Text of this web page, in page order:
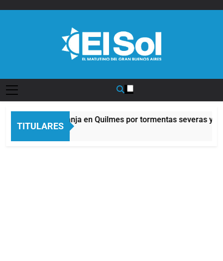
TITULARES
Alerta naranja en Quilmes por tormentas severas y
10 Horas Atrás